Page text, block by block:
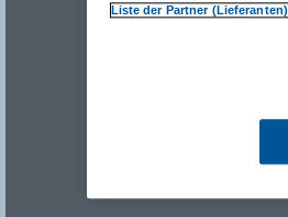
Liste der Partner (Lieferanten)